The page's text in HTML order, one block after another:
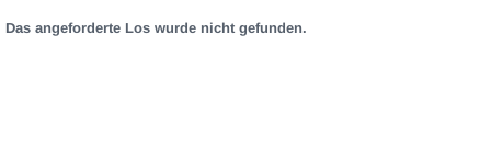
Das angeforderte Los wurde nicht gefunden.